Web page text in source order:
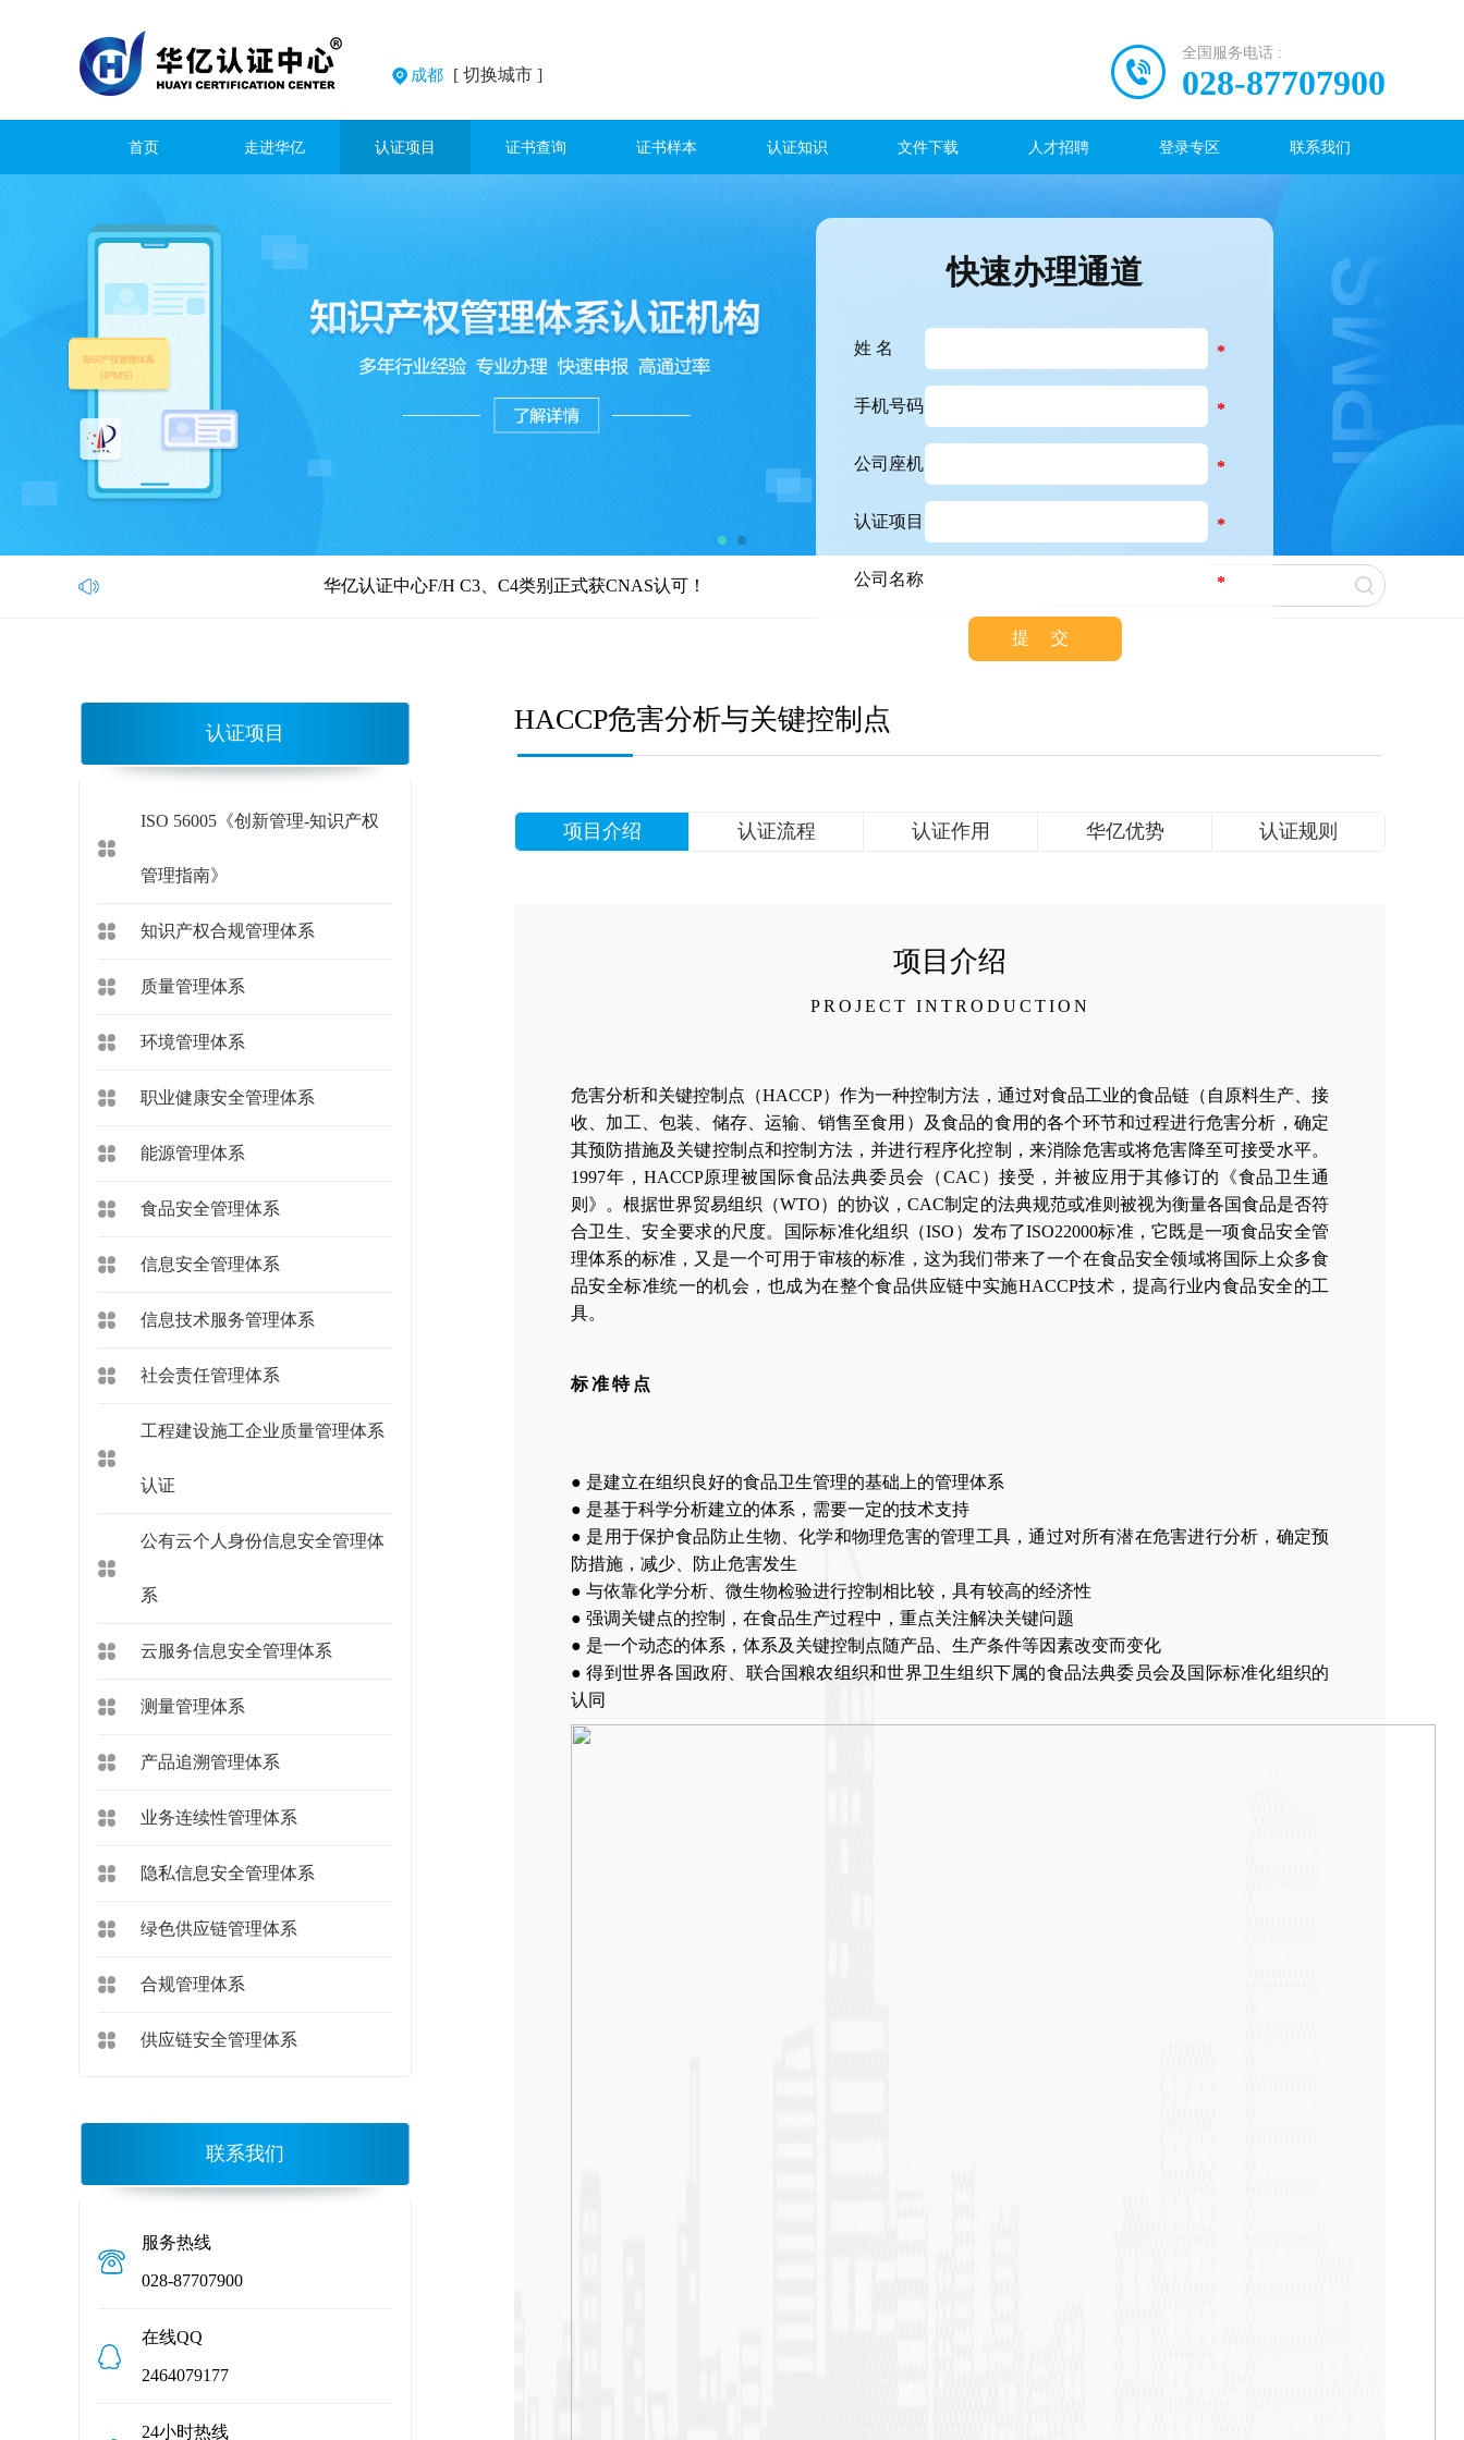
快速办理通道
姓 名 *
手机号码 *
公司座机 *
认证项目 *
公司名称 *
成都 [ 切换城市 ]
全国服务电话 :
028-87707900
首页 走进华亿 认证项目 证书查询 证书样本 认证知识 文件下载 人才招聘 登录专区 联系我们
华亿认证中心F/H C3、C4类别正式获CNAS认可！
认证项目
ISO 56005《创新管理-知识产权
管理指南》
知识产权合规管理体系
质量管理体系
环境管理体系
职业健康安全管理体系
能源管理体系
食品安全管理体系
信息安全管理体系
信息技术服务管理体系
社会责任管理体系
工程建设施工企业质量管理体系
认证
公有云个人身份信息安全管理体
系
云服务信息安全管理体系
测量管理体系
产品追溯管理体系
业务连续性管理体系
隐私信息安全管理体系
绿色供应链管理体系
合规管理体系
供应链安全管理体系
联系我们
服务热线
028-87707900
在线QQ
2464079177
24小时热线
HACCP危害分析与关键控制点
项目介绍 认证流程 认证作用 华亿优势 认证规则
项目介绍
PROJECT INTRODUCTION
危害分析和关键控制点（HACCP）作为一种控制方法，通过对食品工业的食品链（自原料生产、接
收、加工、包装、储存、运输、销售至食用）及食品的食用的各个环节和过程进行危害分析，确定
其预防措施及关键控制点和控制方法，并进行程序化控制，来消除危害或将危害降至可接受水平。
1997年，HACCP原理被国际食品法典委员会（CAC）接受，并被应用于其修订的《食品卫生通
则》。根据世界贸易组织（WTO）的协议，CAC制定的法典规范或准则被视为衡量各国食品是否符
合卫生、安全要求的尺度。国际标准化组织（ISO）发布了ISO22000标准，它既是一项食品安全管
理体系的标准，又是一个可用于审核的标准，这为我们带来了一个在食品安全领域将国际上众多食
品安全标准统一的机会，也成为在整个食品供应链中实施HACCP技术，提高行业内食品安全的工
具。
标准特点
● 是建立在组织良好的食品卫生管理的基础上的管理体系
● 是基于科学分析建立的体系，需要一定的技术支持
● 是用于保护食品防止生物、化学和物理危害的管理工具，通过对所有潜在危害进行分析，确定预
防措施，减少、防止危害发生
● 与依靠化学分析、微生物检验进行控制相比较，具有较高的经济性
● 强调关键点的控制，在食品生产过程中，重点关注解决关键问题
● 是一个动态的体系，体系及关键控制点随产品、生产条件等因素改变而变化
● 得到世界各国政府、联合国粮农组织和世界卫生组织下属的食品法典委员会及国际标准化组织的
认同